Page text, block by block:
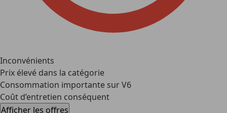
Inconvénients
Prix élevé dans la catégorie
Consommation importante sur V6
Coût d’entretien conséquent
Afficher les offres